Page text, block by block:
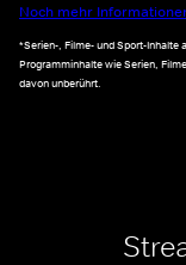
Noch mehr
*Serien-, Filme- und Sport-Inhalte
Programminhalte wie Serien,
davon unberührt.